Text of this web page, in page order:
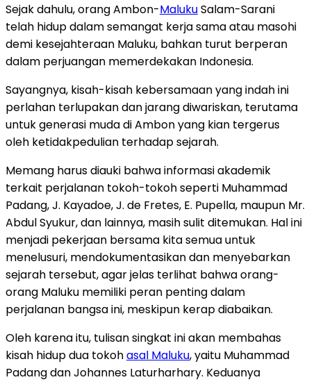
Sejak dahulu, orang Ambon-MalukuSalam-Sarani
telah hidup dalam semangat kerja sama atau masohi
demi kesejahteraan Maluku, bahkan turut berperan
dalam perjuangan memerdekakan Indonesia.
Sayangnya, kisah-kisah kebersamaan yang indah ini
perlahan terlupakan dan jarang diwariskan, terutama
untuk generasi muda di Ambon yang kian tergerus
oleh ketidakpedulian terhadap sejarah.
Memang harus diauki bahwa informasi akademik
terkait perjalanan tokoh-tokoh seperti Muhammad
Padang, J. Kayadoe, J. de Fretes, E. Pupella, maupun Mr.
Abdul Syukur, dan lainnya, masih sulit ditemukan. Hal ini
menjadi pekerjaan bersama kita semua untuk
menelusuri, mendokumentasikan dan menyebarkan
sejarah tersebut, agar jelas terlihat bahwa orang-
orang Maluku memiliki peran penting dalam
perjalanan bangsa ini, meskipun kerap diabaikan.
Oleh karena itu, tulisan singkat ini akan membahas
kisah hidup dua tokohasal Maluku, yaitu Muhammad
Padang dan Johannes Laturharhary. Keduanya